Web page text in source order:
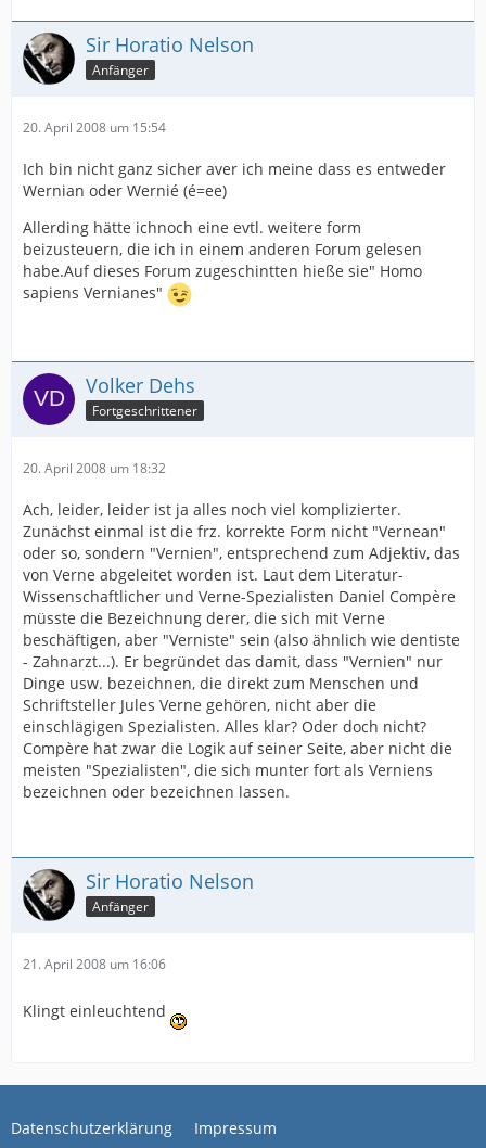
Sir Horatio Nelson
Anfänger
20. April 2008 um 15:54
Ich bin nicht ganz sicher aver ich meine dass es entweder
Wernian oder Wernié (é=ee)
Allerding hätte ichnoch eine evtl. weitere form
beizusteuern, die ich in einem anderen Forum gelesen
habe.Auf dieses Forum zugeschintten hieße sie" Homo
sapiens Vernianes"
Volker Dehs
Fortgeschrittener
20. April 2008 um 18:32
Ach, leider, leider ist ja alles noch viel komplizierter.
Zunächst einmal ist die frz. korrekte Form nicht "Vernean"
oder so, sondern "Vernien", entsprechend zum Adjektiv, das
von Verne abgeleitet worden ist. Laut dem Literatur-
Wissenschaftlicher und Verne-Spezialisten Daniel Compère
müsste die Bezeichnung derer, die sich mit Verne
beschäftigen, aber "Verniste" sein (also ähnlich wie dentiste
- Zahnarzt...). Er begründet das damit, dass "Vernien" nur
Dinge usw. bezeichnen, die direkt zum Menschen und
Schriftsteller Jules Verne gehören, nicht aber die
einschlägigen Spezialisten. Alles klar? Oder doch nicht?
Compère hat zwar die Logik auf seiner Seite, aber nicht die
meisten "Spezialisten", die sich munter fort als Verniens
bezeichnen oder bezeichnen lassen.
Sir Horatio Nelson
Anfänger
21. April 2008 um 16:06
Klingt einleuchtend
Datenschutzerklärung Impressum